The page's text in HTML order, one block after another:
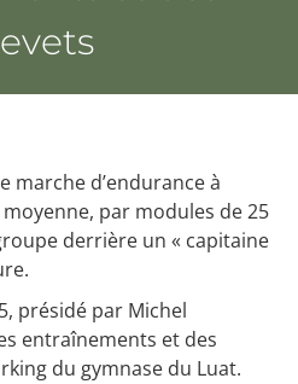
marche d’endurance à
par modules de 25
derrière un « capitaine
présidé par Michel
entraînements et des
du gymnase du Luat.